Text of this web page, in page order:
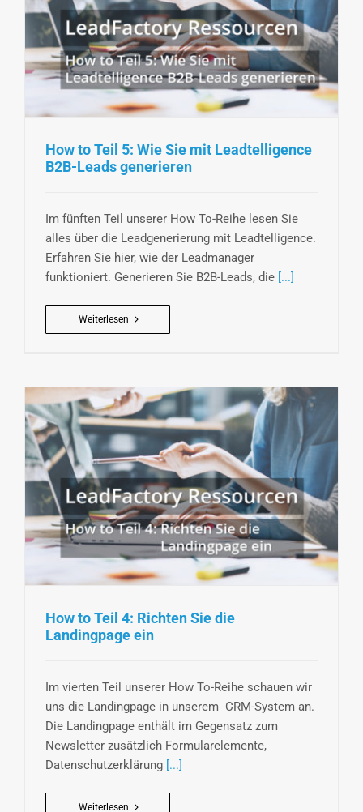
How to Teil 5: Wie Sie mit Leadtelligence
B2B-Leads generieren
Im fünften Teil unserer How To-Reihe lesen Sie
alles über die Leadgenerierung mit Leadtelligence.
Erfahren Sie hier, wie der Leadmanager
funktioniert. Generieren Sie B2B-Leads, die [...]
Weiterlesen
How to Teil 4: Richten Sie die
Landingpage ein
Im vierten Teil unserer How To-Reihe schauen wir
uns die Landingpage in unserem CRM-System an.
Die Landingpage enthält im Gegensatz zum
Newsletter zusätzlich Formularelemente,
Datenschutzerklärung [...]
Weiterlesen